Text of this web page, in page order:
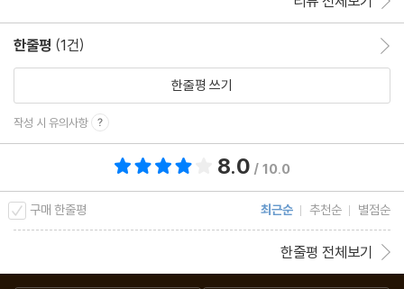
한줄평 (1건)
한줄평 쓰기
작성 시 유의사항
8.0 / 10.0
구매 한줄평 최근순 추천순 별점순
한줄평 전체보기